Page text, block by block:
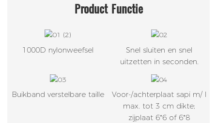
Product Functie
1000D nylonweefsel
Snel sluiten en snel
uitzetten in seconden.
Buikband verstelbare taille
Voor-/achterplaat sapi m/ l
max. tot 3 cm dikte;
zijplaat 6*6 of 6*8